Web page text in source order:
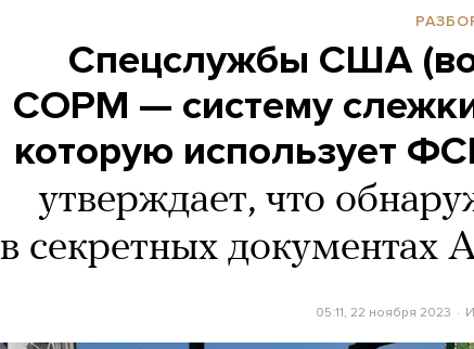
Спецслужбы США
СОРМ — систему
которую использует
утверждает, что
в секретных документах
05:11, 22 ноября 2023